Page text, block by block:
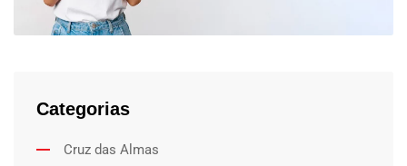
Categorias
Cruz das Almas